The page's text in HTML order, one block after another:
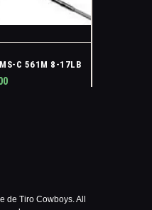
C 561M 8-17LB
de Tiro Cowboys. All